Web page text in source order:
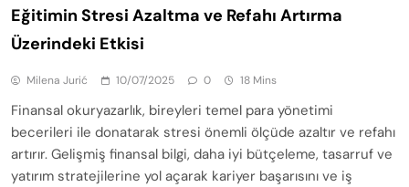
Eğitimin Stresi Azaltma ve Refahı Artırma
Üzerindeki Etkisi
Milena Jurić 10/07/2025 0 18 Mins
Finansal okuryazarlık, bireyleri temel para yönetimi
becerileri ile donatarak stresi önemli ölçüde azaltır ve refahı
artırır. Gelişmiş finansal bilgi, daha iyi bütçeleme, tasarruf ve
yatırım stratejilerine yol açarak kariyer başarısını ve iş